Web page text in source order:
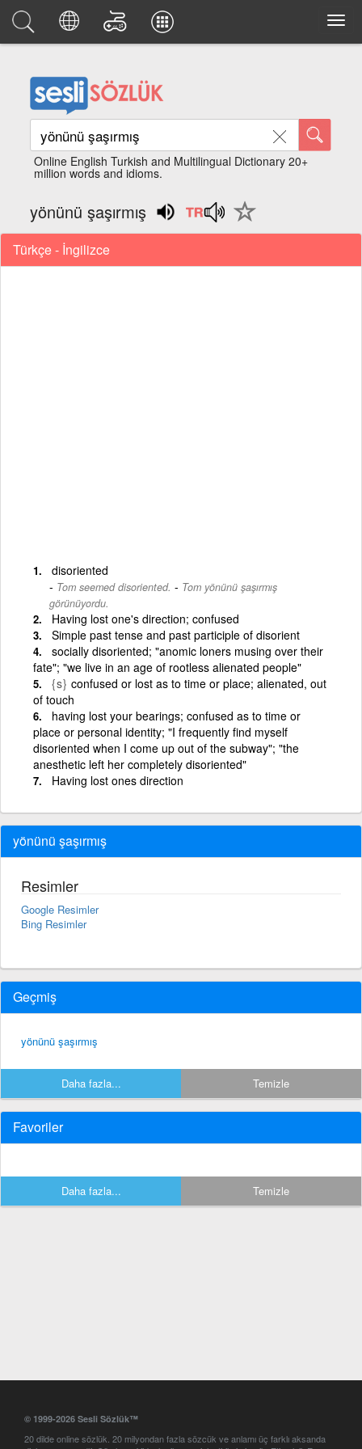
Online English Turkish and Multilingual Dictionary 20+
million words and idioms.
yönünü şaşırmış
Türkçe - İngilizce
disoriented
Tom seemed disoriented. - Tom yönünü şaşırmış
görünüyordu.
Having lost one's direction; confused
Simple past tense and past participle of disorient
socially disoriented; "anomic loners musing over their
fate"; "we live in an age of rootless alienated people"
{s} confused or lost as to time or place; alienated, out
of touch
having lost your bearings; confused as to time or
place or personal identity; "I frequently find myself
disoriented when I come up out of the subway"; "the
anesthetic left her completely disoriented"
Having lost ones direction
yönünü şaşırmış
Resimler
Google Resimler
Bing Resimler
Geçmiş
yönünü şaşırmış
Daha fazla... Temizle
Favoriler
Daha fazla... Temizle
© 1999-2026 Sesli Sözlük™
20 dilde online sözlük. 20 milyondan fazla sözcük ve anlamı üç farklı aksanda